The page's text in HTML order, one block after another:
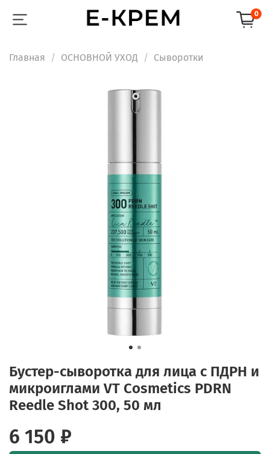
0
Главная ОСНОВНОЙ УХОД Сыворотки
Бустер-сыворотка для лица с ПДРН и
микроиглами VT Cosmetics PDRN
Reedle Shot 300, 50 мл
6 150 ₽